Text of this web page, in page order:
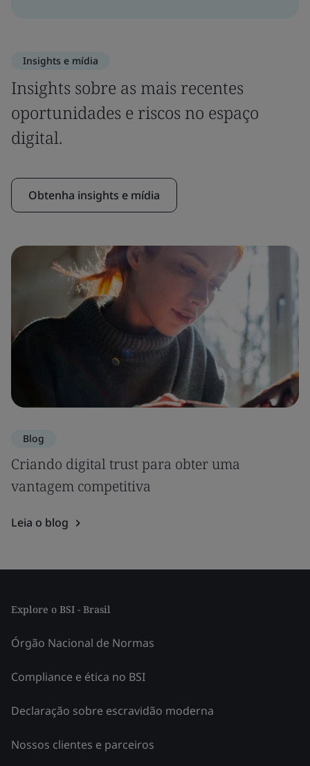
Insights e mídia
Insights sobre as mais recentes
oportunidades e riscos no espaço
digital.
Obtenha insights e mídia
Blog
Criando digital trust para obter uma
vantagem competitiva
Leia o blog
Explore o BSI - Brasil
Órgão Nacional de Normas
Compliance e ética no BSI
Declaração sobre escravidão moderna
Nossos clientes e parceiros